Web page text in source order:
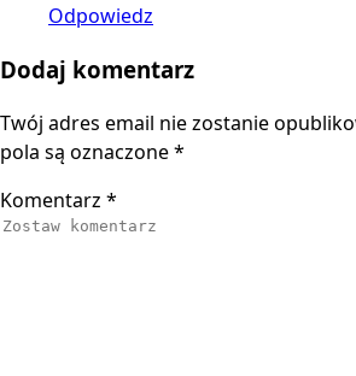
Odpowiedz
Dodaj komentarz
Twój adres email nie zostanie
pola są oznaczone*
Komentarz *